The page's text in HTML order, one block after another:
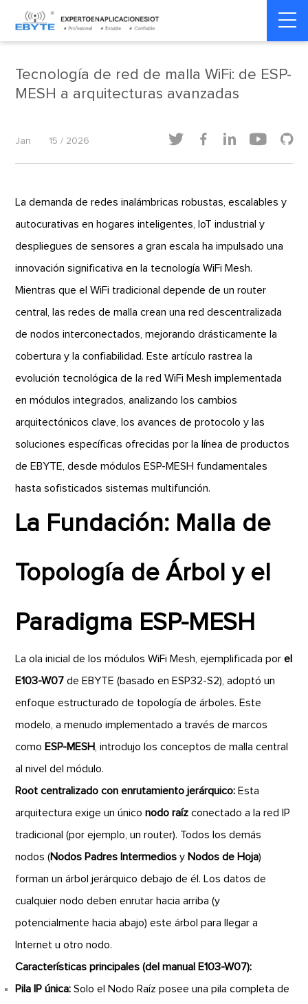
Home > Dinámica de la industria Dinámica de la industria
Tecnología de red de malla WiFi: de ESP-
MESH a arquitecturas avanzadas
Jan 15 / 2026     
La demanda de redes inalámbricas robustas, escalables y
autocurativas en hogares inteligentes, IoT industrial y
despliegues de sensores a gran escala ha impulsado una
innovación significativa en la tecnología WiFi Mesh.
Mientras que el WiFi tradicional depende de un router
central, las redes de malla crean una red descentralizada
de nodos interconectados, mejorando drásticamente la
cobertura y la confiabilidad. Este artículo rastrea la
evolución tecnológica de la red WiFi Mesh implementada
en módulos integrados, analizando los cambios
arquitectónicos clave, los avances de protocolo y las
soluciones específicas ofrecidas por la línea de productos
de EBYTE, desde módulos ESP-MESH fundamentales
hasta sofisticados sistemas multifunción.
La Fundación: Malla de
Topología de Árbol y el
Paradigma ESP-MESH
La ola inicial de los módulos WiFi Mesh, ejemplificada porel
E103-W07 de EBYTE (basado en ESP32-S2), adoptó un
enfoque estructurado de topología de árboles. Este
modelo, a menudo implementado a través de marcos
como ESP-MESH , introdujo los conceptos de malla central
al nivel del módulo.
Root centralizado con enrutamiento jerárquico: Esta
arquitectura exige un úniconodo raíz conectado a la red IP
tradicional (por ejemplo, un router). Todos los demás
nodos (Nodos Padres Intermedios y Nodos de Hoja)
forman un árbol jerárquico debajo de él. Los datos de
cualquier nodo deben enrutar hacia arriba (y
potencialmente hacia abajo) este árbol para llegar a
Internet u otro nodo.
Características principales (del manual E103-W07):
Pila IP única: Solo el Nodo Raíz posee una pila completa de